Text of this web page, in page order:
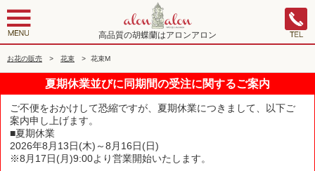
高品質の胡蝶蘭はアロンアロン
お花の販売 > 花束 > 花束M
夏期休業並びに同期間の受注に関するご案内
ご不便をおかけして恐縮ですが、夏期休業につきまして、以下ご
案内申し上げます。
■夏期休業
2026年8月13日(木)～8月16日(日)
※8月17日(月)9:00より営業開始いたします。